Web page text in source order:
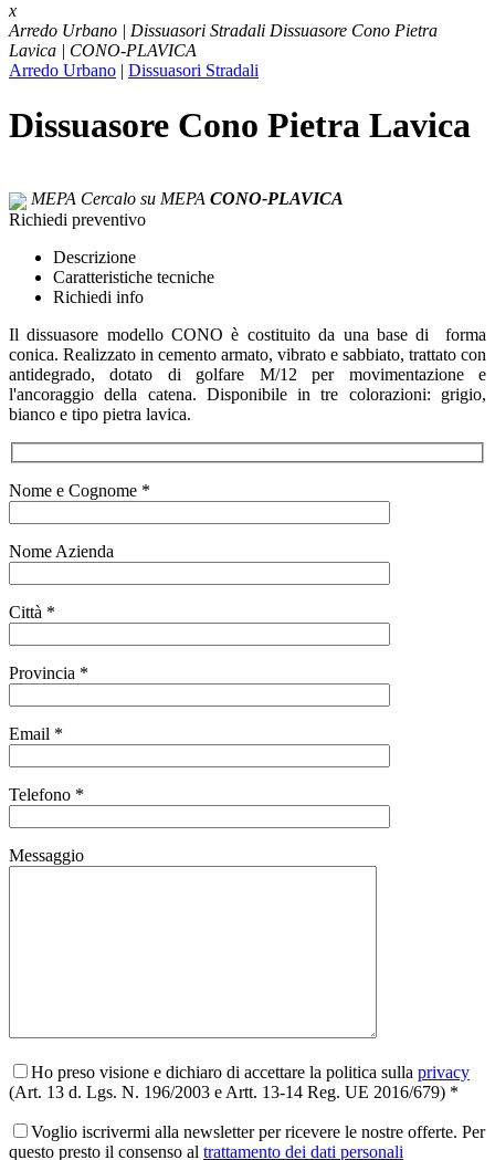
x
Arredo Urbano | Dissuasori Stradali Dissuasore Cono Pietra
Lavica | CONO-PLAVICA
Arredo Urbano | Dissuasori Stradali
Dissuasore Cono Pietra Lavica
MEPA Cercalo su MEPA CONO-PLAVICA
Richiedi preventivo
Descrizione
Caratteristiche tecniche
Richiedi info
Il dissuasore modello CONO è costituito da una base di forma
conica. Realizzato in cemento armato, vibrato e sabbiato, trattato con
antidegrado, dotato di golfare M/12 per movimentazione e
l'ancoraggio della catena. Disponibile in tre colorazioni: grigio,
bianco e tipo pietra lavica.
Nome e Cognome *
Nome Azienda
Città *
Provincia *
Email *
Telefono *
Messaggio
Ho preso visione e dichiaro di accettare la politica sulla privacy
(Art. 13 d. Lgs. N. 196/2003 e Artt. 13-14 Reg. UE 2016/679) *
Voglio iscrivermi alla newsletter per ricevere le nostre offerte. Per
questo presto il consenso al trattamento dei dati personali